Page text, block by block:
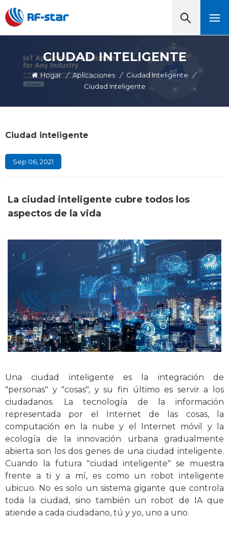
CIUDAD INTELIGENTE
Hogar / Aplicaciones / Ciudad Inteligente
/
Ciudad Inteligente
Ciudad inteligente
Sep 06, 2021
La ciudad inteligente cubre todos los
aspectos de la vida
Una ciudad inteligente es la integración de
"personas" y "cosas", y su fin último es servir a los
ciudadanos. La tecnología de la información
representada por el Internet de las cosas, la
computación en la nube y el Internet móvil y la
ecología de la innovación urbana gradualmente
abierta son los dos genes de una ciudad inteligente.
Cuando la futura "ciudad inteligente" se muestra
frente a ti y a mí, es como un robot inteligente
ubicuo. No es solo un sistema gigante que controla
toda la ciudad, sino también un robot de IA que
atiende a cada ciudadano, tú y yo, uno a uno.